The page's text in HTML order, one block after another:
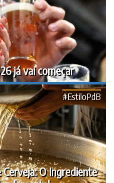
já vai começar
O Ingrediente
#EstiloPdB